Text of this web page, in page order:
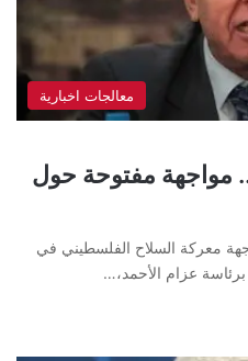
معالجات اخبارية
مواجهة مفتوحة حول
معركة السلاح الفلسطيني في
عزام الأحمد،…